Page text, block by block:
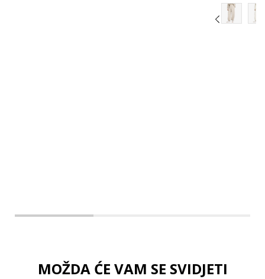
MOŽDA ĆE VAM SE SVIDJETI